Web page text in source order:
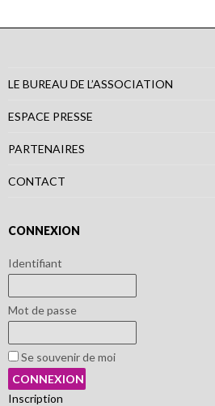
LE BUREAU DE L’ASSOCIATION
ESPACE PRESSE
PARTENAIRES
CONTACT
CONNEXION
Identifiant
Mot de passe
Se souvenir de moi
Inscription